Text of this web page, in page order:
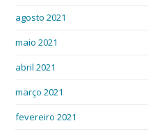
agosto 2021
maio 2021
abril 2021
março 2021
fevereiro 2021